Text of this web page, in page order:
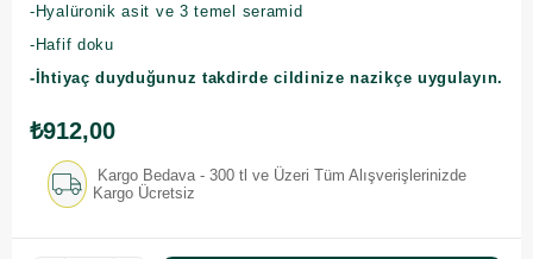
-Hyalüronik asit ve 3 temel seramid
-Hafif doku
-İhtiyaç duyduğunuz takdirde cildinize nazikçe uygulayın.
₺912,00
Kargo Bedava - 300 tl ve Üzeri Tüm Alışverişlerinizde
Kargo Ücretsiz